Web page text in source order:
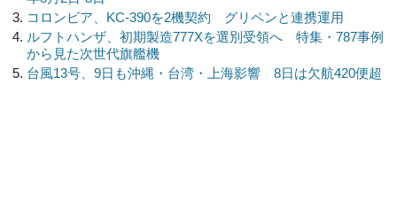
コロンビア、KC-390を2機契約 グリペンと連携運用
ルフトハンザ、初期製造777Xを選別受領へ 特集・787事例
から見た次世代旗艦機
台風13号、9日も沖縄・台湾・上海影響 8日は欠航420便超